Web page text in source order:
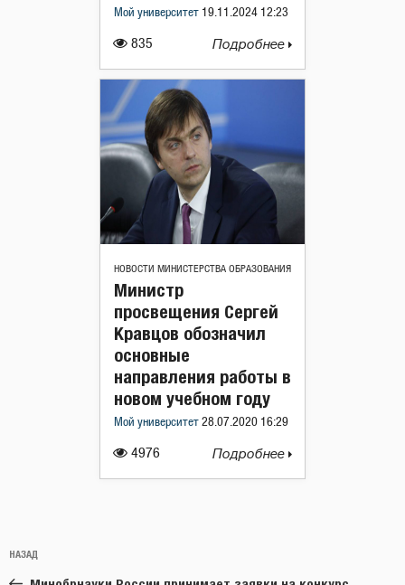
835
Мой университет 19.11.2024 12:23
Подробнее
НОВОСТИ МИНИСТЕРСТВА ОБРАЗОВАНИЯ
4976
Министр
просвещения Сергей
Кравцов обозначил
основные
направления работы в
новом учебном году
Мой университет 28.07.2020 16:29
Подробнее
по
Предыдущая
запись:
НАЗАД